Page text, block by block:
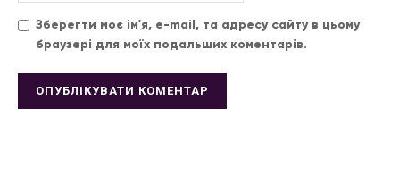
Зберегти моє ім'я, e-mail, та адресу сайту в цьому
браузері для моїх подальших коментарів.